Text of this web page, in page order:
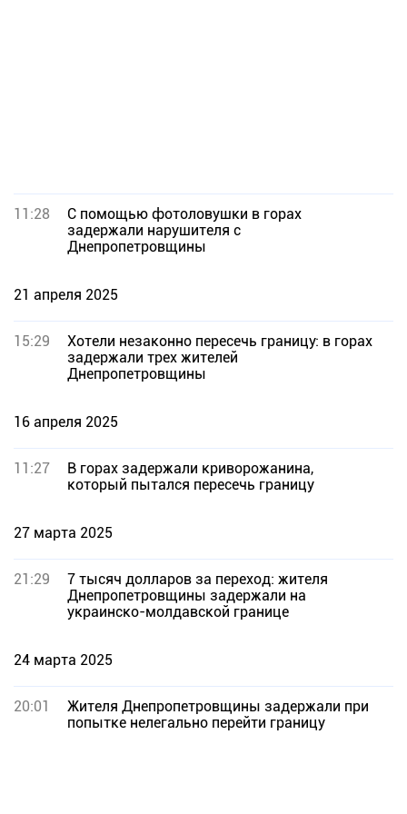
11:28
С помощью фотоловушки в горах
задержали нарушителя с
Днепропетровщины
21 апреля 2025
15:29
Хотели незаконно пересечь границу: в горах
задержали трех жителей
Днепропетровщины
16 апреля 2025
11:27
В горах задержали криворожанина,
который пытался пересечь границу
27 марта 2025
21:29
7 тысяч долларов за переход: жителя
Днепропетровщины задержали на
украинско-молдавской границе
24 марта 2025
20:01
Жителя Днепропетровщины задержали при
попытке нелегально перейти границу